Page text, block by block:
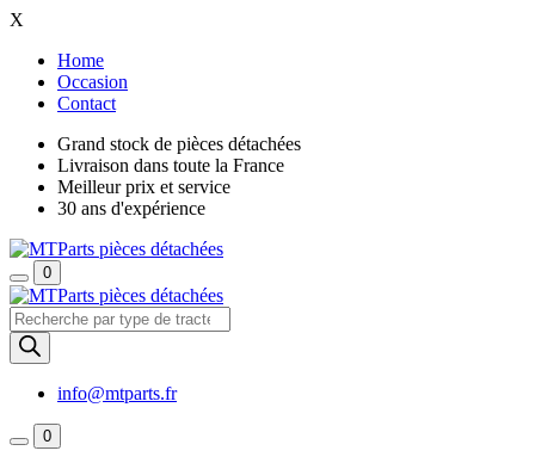
X
Home
Occasion
Contact
Grand stock de pièces détachées
Livraison dans toute la France
Meilleur prix et service
30 ans d'expérience
0
Recherche
de
produits
info@mtparts.fr
0